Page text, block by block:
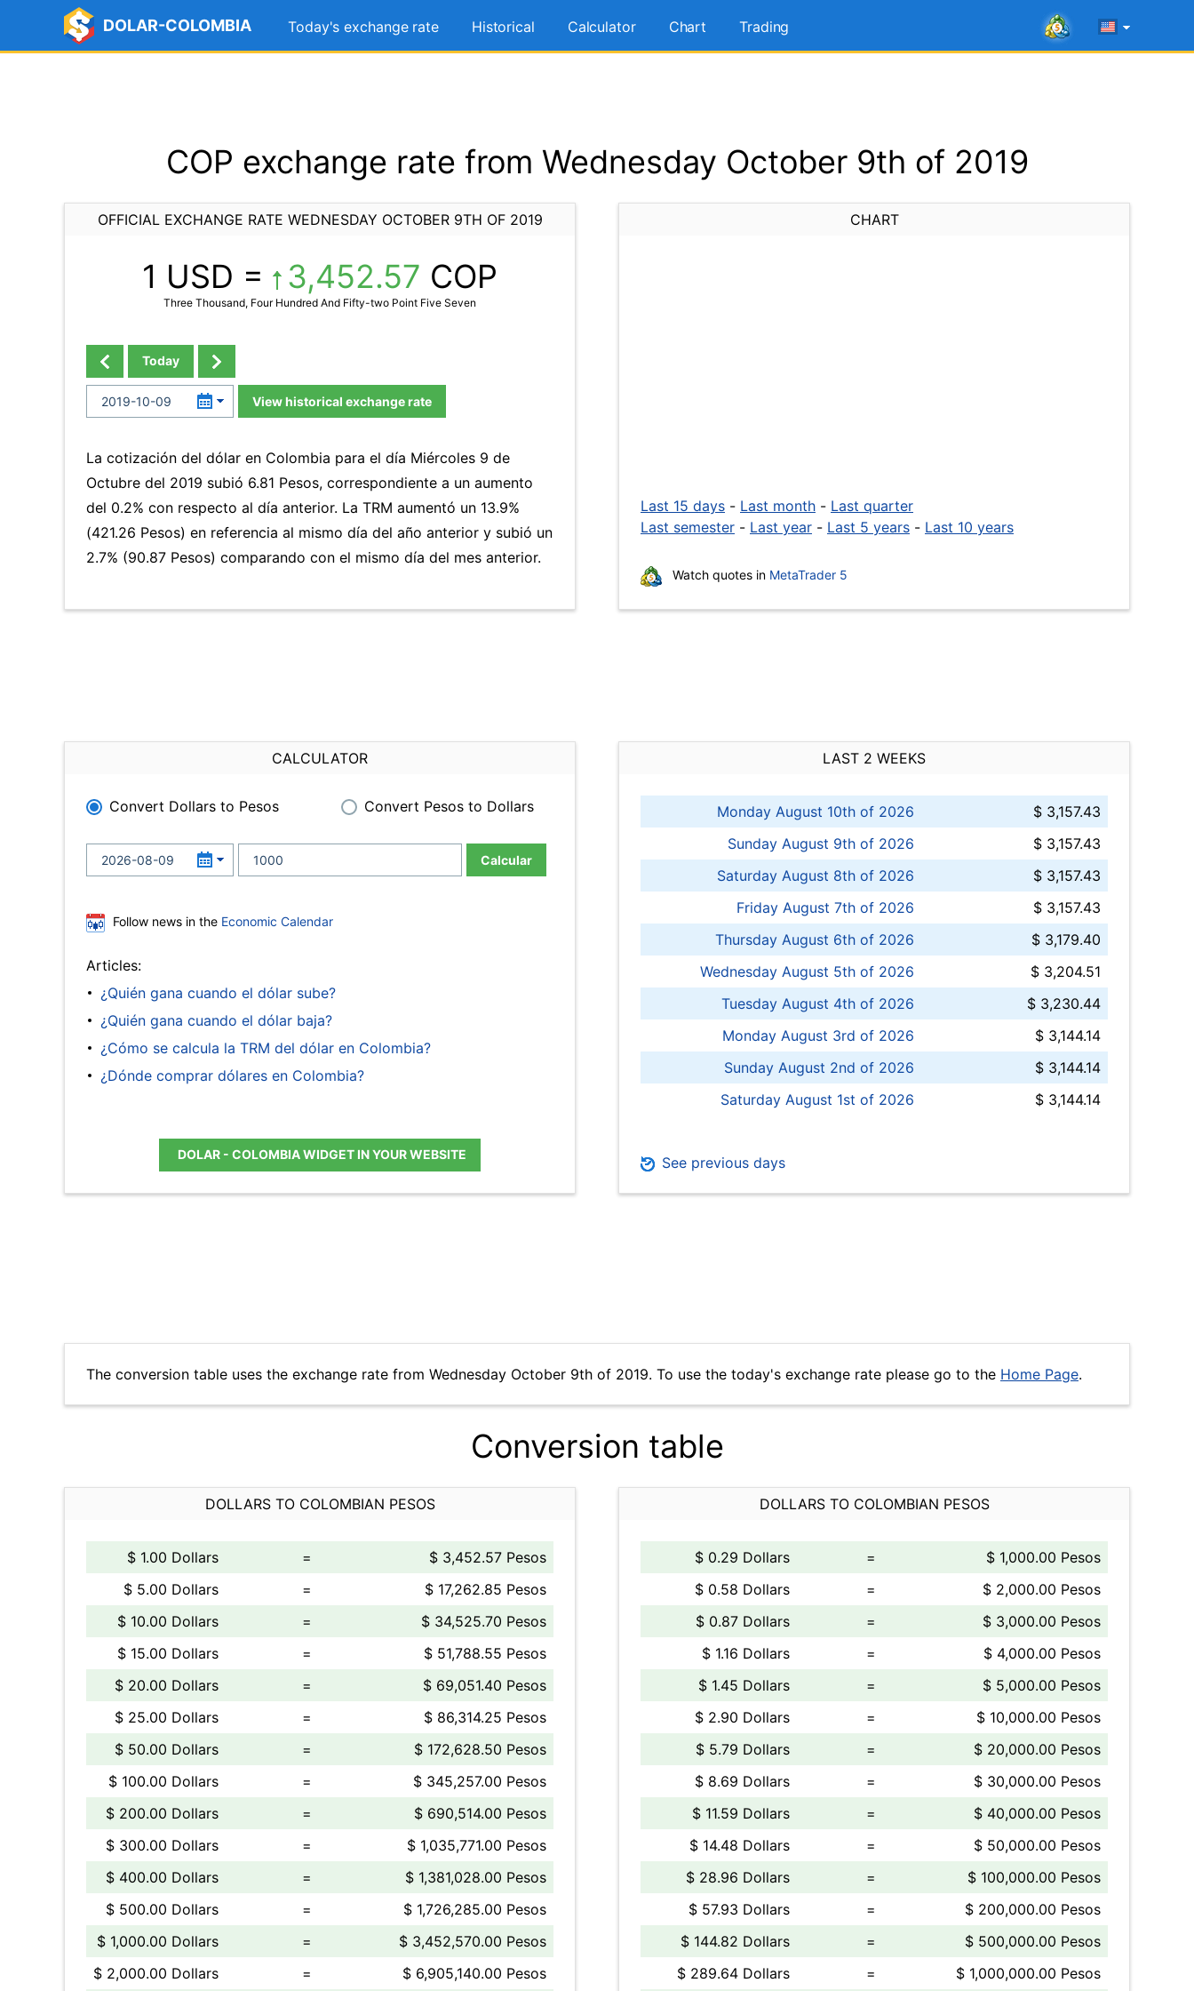
DOLAR-COLOMBIA Today's exchange rate Historical Calculator Chart Trading
COP exchange rate from Wednesday October 9th of 2019
OFFICIAL EXCHANGE RATE WEDNESDAY OCTOBER 9TH OF 2019
1 USD = 3,452.57 COP
Three Thousand, Four Hundred And Fifty-two Point Five Seven
Today
View historical exchange rate
La cotización del dólar en Colombia para el día Miércoles 9 de
Octubre del 2019 subió 6.81 Pesos, correspondiente a un aumento
del 0.2% con respecto al día anterior. La TRM aumentó un 13.9%
(421.26 Pesos) en referencia al mismo día del año anterior y subió un
2.7% (90.87 Pesos) comparando con el mismo día del mes anterior.
CHART
Last 15 days - Last month - Last quarter
Last semester - Last year - Last 5 years - Last 10 years
Watch quotes in MetaTrader 5
CALCULATOR
Convert Dollars to Pesos Convert Pesos to Dollars
Calcular
Follow news in the Economic Calendar
Articles:
¿Quién gana cuando el dólar sube?
¿Quién gana cuando el dólar baja?
¿Cómo se calcula la TRM del dólar en Colombia?
¿Dónde comprar dólares en Colombia?
DOLAR - COLOMBIA WIDGET IN YOUR WEBSITE
LAST 2 WEEKS
Monday August 10th of 2026
$ 3,157.43
Sunday August 9th of 2026
$ 3,157.43
Saturday August 8th of 2026
$ 3,157.43
Friday August 7th of 2026
$ 3,157.43
Thursday August 6th of 2026
$ 3,179.40
Wednesday August 5th of 2026
$ 3,204.51
Tuesday August 4th of 2026
$ 3,230.44
Monday August 3rd of 2026
$ 3,144.14
Sunday August 2nd of 2026
$ 3,144.14
Saturday August 1st of 2026
$ 3,144.14
See previous days
The conversion table uses the exchange rate from Wednesday October 9th of 2019. To use the today's exchange rate please go to the Home Page.
Conversion table
DOLLARS TO COLOMBIAN PESOS
$ 1.00 Dollars =
$ 3,452.57 Pesos
$ 5.00 Dollars
=
$ 17,262.85 Pesos
$ 10.00 Dollars
=
$ 34,525.70 Pesos
$ 15.00 Dollars
=
$ 51,788.55 Pesos
$ 20.00 Dollars
=
$ 69,051.40 Pesos
$ 25.00 Dollars
=
$ 86,314.25 Pesos
$ 50.00 Dollars
=
$ 172,628.50 Pesos
$ 100.00 Dollars
=
$ 345,257.00 Pesos
$ 200.00 Dollars
=
$ 690,514.00 Pesos
$ 300.00 Dollars
=
$ 1,035,771.00 Pesos
$ 400.00 Dollars
=
$ 1,381,028.00 Pesos
$ 500.00 Dollars
=
$ 1,726,285.00 Pesos
$ 1,000.00 Dollars
=
$ 3,452,570.00 Pesos
$ 2,000.00 Dollars
= $ 6,905,140.00 Pesos
DOLLARS TO COLOMBIAN PESOS
$ 0.29 Dollars =
$ 1,000.00 Pesos
$ 0.58 Dollars
=
$ 2,000.00 Pesos
$ 0.87 Dollars
=
$ 3,000.00 Pesos
$ 1.16 Dollars
=
$ 4,000.00 Pesos
$ 1.45 Dollars
=
$ 5,000.00 Pesos
$ 2.90 Dollars
=
$ 10,000.00 Pesos
$ 5.79 Dollars
=
$ 20,000.00 Pesos
$ 8.69 Dollars
=
$ 30,000.00 Pesos
$ 11.59 Dollars
=
$ 40,000.00 Pesos
$ 14.48 Dollars
=
$ 50,000.00 Pesos
$ 28.96 Dollars
=
$ 100,000.00 Pesos
$ 57.93 Dollars
=
$ 200,000.00 Pesos
$ 144.82 Dollars
=
$ 500,000.00 Pesos
$ 289.64 Dollars
= $ 1,000,000.00 Pesos